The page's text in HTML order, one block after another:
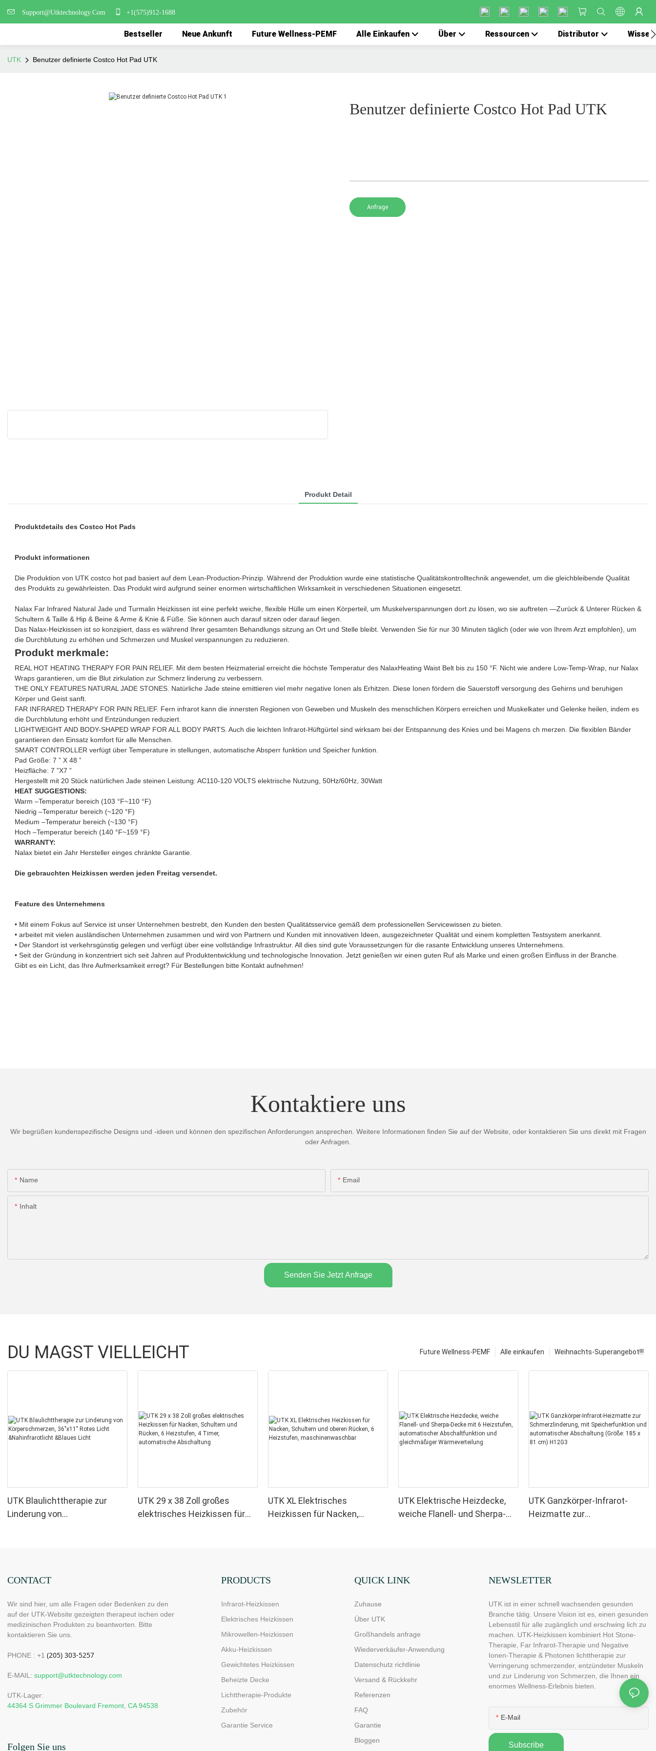
Support@Utktechnology.Com +1(575)912-1688
Bestseller Neue Ankunft Future Wellness-PEMF Alle Einkaufen Über Ressourcen Distributor Wissen
UTK Benutzer definierte Costco Hot Pad UTK
Benutzer definierte Costco Hot Pad UTK
Anfrage
Produkt Detail
Produktdetails des Costco Hot Pads
Produkt informationen
Die Produktion von UTK costco hot pad basiert auf dem Lean-Production-Prinzip. Während der Produktion wurde eine statistische Qualitätskontrolltechnik angewendet, um die gleichbleibende Qualität
des Produkts zu gewährleisten. Das Produkt wird aufgrund seiner enormen wirtschaftlichen Wirksamkeit in verschiedenen Situationen eingesetzt.
Nalax Far Infrared Natural Jade und Turmalin Heizkissen ist eine perfekt weiche, flexible Hülle um einen Körperteil, um Muskelverspannungen dort zu lösen, wo sie auftreten —Zurück & Unterer Rücken &
Schultern & Taille & Hip & Beine & Arme & Knie & Füße. Sie können auch darauf sitzen oder darauf liegen.
Das Nalax-Heizkissen ist so konzipiert, dass es während Ihrer gesamten Behandlungs sitzung an Ort und Stelle bleibt. Verwenden Sie für nur 30 Minuten täglich (oder wie von Ihrem Arzt empfohlen), um
die Durchblutung zu erhöhen und Schmerzen und Muskel verspannungen zu reduzieren.
Produkt merkmale:
REAL HOT HEATING THERAPY FOR PAIN RELIEF. Mit dem besten Heizmaterial erreicht die höchste Temperatur des NalaxHeating Waist Belt bis zu 150 °F. Nicht wie andere Low-Temp-Wrap, nur Nalax
Wraps garantieren, um die Blut zirkulation zur Schmerz linderung zu verbessern.
THE ONLY FEATURES NATURAL JADE STONES. Natürliche Jade steine emittieren viel mehr negative Ionen als Erhitzen. Diese Ionen fördern die Sauerstoff versorgung des Gehirns und beruhigen
Körper und Geist sanft.
FAR INFRARED THERAPY FOR PAIN RELIEF. Fern infrarot kann die innersten Regionen von Geweben und Muskeln des menschlichen Körpers erreichen und Muskelkater und Gelenke heilen, indem es
die Durchblutung erhöht und Entzündungen reduziert.
LIGHTWEIGHT AND BODY-SHAPED WRAP FOR ALL BODY PARTS. Auch die leichten Infrarot-Hüftgürtel sind wirksam bei der Entspannung des Knies und bei Magens ch merzen. Die flexiblen Bänder
garantieren den Einsatz komfort für alle Menschen.
SMART CONTROLLER verfügt über Temperature in stellungen, automatische Absperr funktion und Speicher funktion.
Pad Größe: 7 ” X 48 ”
Heizfläche: 7 ”X7 ”
Hergestellt mit 20 Stück natürlichen Jade steinen Leistung: AC110-120 VOLTS elektrische Nutzung, 50Hz/60Hz, 30Watt
HEAT SUGGESTIONS:
Warm –Temperatur bereich (103 °F~110 °F)
Niedrig –Temperatur bereich (~120 °F)
Medium –Temperatur bereich (~130 °F)
Hoch –Temperatur bereich (140 °F~159 °F)
WARRANTY:
Nalax bietet ein Jahr Hersteller einges chränkte Garantie.
Die gebrauchten Heizkissen werden jeden Freitag versendet.
Feature des Unternehmens
• Mit einem Fokus auf Service ist unser Unternehmen bestrebt, den Kunden den besten Qualitätsservice gemäß dem professionellen Servicewissen zu bieten.
• arbeitet mit vielen ausländischen Unternehmen zusammen und wird von Partnern und Kunden mit innovativen Ideen, ausgezeichneter Qualität und einem kompletten Testsystem anerkannt.
• Der Standort ist verkehrsgünstig gelegen und verfügt über eine vollständige Infrastruktur. All dies sind gute Voraussetzungen für die rasante Entwicklung unseres Unternehmens.
• Seit der Gründung in konzentriert sich seit Jahren auf Produktentwicklung und technologische Innovation. Jetzt genießen wir einen guten Ruf als Marke und einen großen Einfluss in der Branche.
Gibt es ein Licht, das Ihre Aufmerksamkeit erregt? Für Bestellungen bitte Kontakt aufnehmen!
Kontaktiere uns
Wir begrüßen kundenspezifische Designs und -ideen und können den spezifischen Anforderungen ansprechen. Weitere Informationen finden Sie auf der Website, oder kontaktieren Sie uns direkt mit Fragen
oder Anfragen.
Name Email
Inhalt
Senden Sie Jetzt Anfrage
DU MAGST VIELLEICHT Weihnachts-Superangebot!!!
Alle einkaufen
Future Wellness-PEMF
UTK Blaulichttherapie zur
Linderung von
UTK 29 x 38 Zoll großes
elektrisches Heizkissen für
UTK XL Elektrisches
Heizkissen für Nacken,
UTK Elektrische Heizdecke,
weiche Flanell- und Sherpa-
Wärmeverteilung
UTK Ganzkörper-Infrarot-
Heizmatte zur
CONTACT
Wir sind hier, um alle Fragen oder Bedenken zu den
auf der UTK-Website gezeigten therapeut ischen oder
medizinischen Produkten zu beantworten. Bitte
kontaktieren Sie uns.
PHONE : +1
E-MAIL: support@utktechnology.com
UTK-Lager:
44364 S Grimmer Boulevard Fremont, CA 94538
Folgen Sie uns
PRODUCTS
Infrarot-Heizkissen
Elektrisches Heizkissen
Mikrowellen-Heizkissen
Akku-Heizkissen
Gewichtetes Heizkissen
Beheizte Decke
Lichttherapie-Produkte
Zubehör
Garantie Service
QUICK LINK
Zuhause
Über UTK
Großhandels anfrage
Wiederverkäufer-Anwendung
Datenschutz richtlinie
Versand & Rückkehr
Referenzen
FAQ
Garantie
Bloggen
NEWSLETTER
UTK ist in einer schnell wachsenden gesunden
Branche tätig. Unsere Vision ist es, einen gesunden
Lebensstil für alle zugänglich und erschwing lich zu
machen. UTK-Heizkissen kombiniert Hot Stone-
Therapie, Far Infrarot-Therapie und Negative
Ionen-Therapie & Photonen lichttherapie zur
Verringerung schmerzender, entzündeter Muskeln
und zur Linderung von Schmerzen, die Ihnen ein
enormes Wellness-Erlebnis bieten.
E-Mail
Subscribe